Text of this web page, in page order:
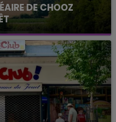
DE CHOOZ
que la centrale
à l'arrêt. Une situation
intense qui est toujours